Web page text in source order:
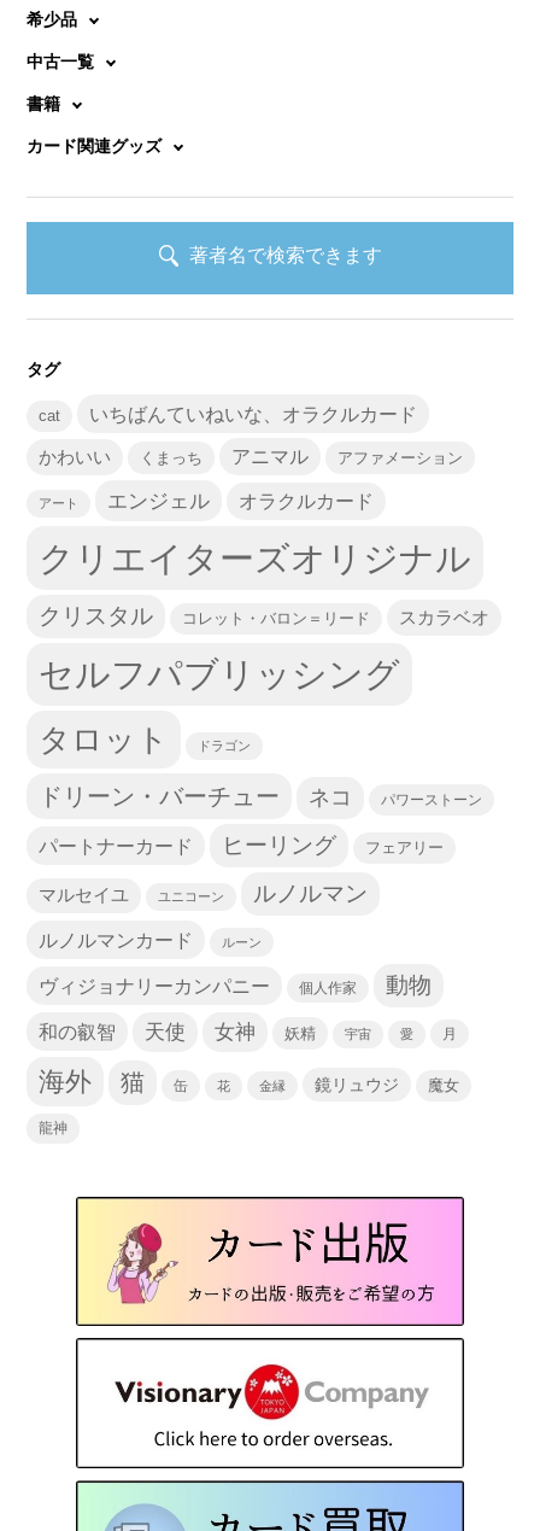
希少品
中古一覧
書籍
カード関連グッズ
著者名で検索できます
タグ
cat いちばんていねいな、オラクルカード
かわいい くまっち アニマル アファメーション
アート エンジェル オラクルカード
クリエイターズオリジナル
クリスタル コレット・バロン＝リード スカラベオ
セルフパブリッシング
タロット ドラゴン
ドリーン・バーチュー ネコ パワーストーン
パートナーカード ヒーリング フェアリー
マルセイユ ユニコーン ルノルマン
ルノルマンカード ルーン
ヴィジョナリーカンパニー 個人作家 動物
和の叡智 天使 女神 妖精 宇宙 愛 月
海外 猫 缶 花 金縁 鏡リュウジ 魔女
龍神